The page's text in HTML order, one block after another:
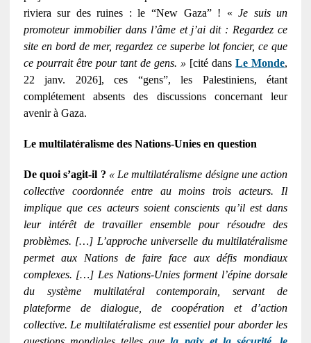
riviera sur des ruines : le “New Gaza” ! «Je suis un
promoteur immobilier dans l’âme et j’ai dit : Regardez ce
site en bord de mer, regardez ce superbe lot foncier, ce que
ce pourrait être pour tant de gens. » [cité dansLe Monde,
22 janv. 2026], ces “gens”, les Palestiniens, étant
complétement absents des discussions concernant leur
avenir à Gaza.
Le multilatéralisme des Nations-Unies en question
De quoi s’agit-il ? « Le multilatéralisme désigne une action
collective coordonnée entre au moins trois acteurs. Il
implique que ces acteurs soient conscients qu’il est dans
leur intérêt de travailler ensemble pour résoudre des
problèmes. […] L’approche universelle du multilatéralisme
permet aux Nations de faire face aux défis mondiaux
complexes. […] Les Nations-Unies forment l’épine dorsale
du système multilatéral contemporain, servant de
plateforme de dialogue, de coopération et d’action
collective. Le multilatéralisme est essentiel pour aborder les